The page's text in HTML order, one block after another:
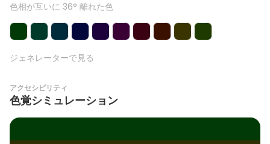
色相が互いに 36° 離れた色
ジェネレーターで見る
アクセシビリティ
色覚シミュレーション